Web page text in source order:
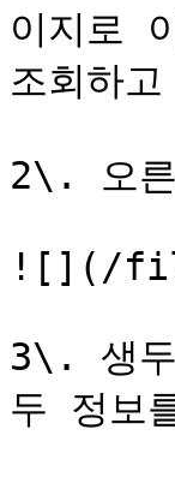
이지로
조회하
2\. 오른
![](/
3\. 생두
두 정보